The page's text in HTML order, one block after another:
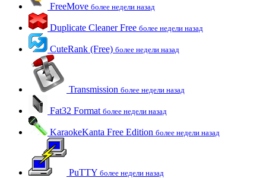
FreeMove более недели назад
Duplicate Cleaner Free более недели назад
CuteRank (Free) более недели назад
Transmission более недели назад
Fat32 Format более недели назад
KaraokeKanta Free Edition более недели назад
PuTTY более недели назад